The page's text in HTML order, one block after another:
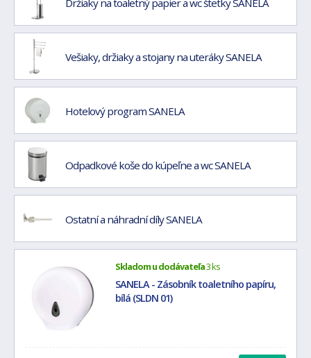
Vešiaky, držiaky a stojany na uteráky SANELA
Hotelový program SANELA
Odpadkové koše do kúpeľne a wc SANELA
Ostatní a náhradní díly SANELA
Skladom u dodávateľa3 ks
SANELA - Zásobník toaletního papíru,
bílá (SLDN 01)